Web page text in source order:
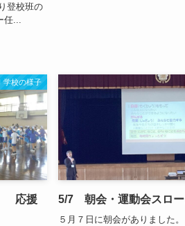
登校班の
...
学校の様子
応援
5/7 朝会・運動会スロ
５月７日に朝会がありました